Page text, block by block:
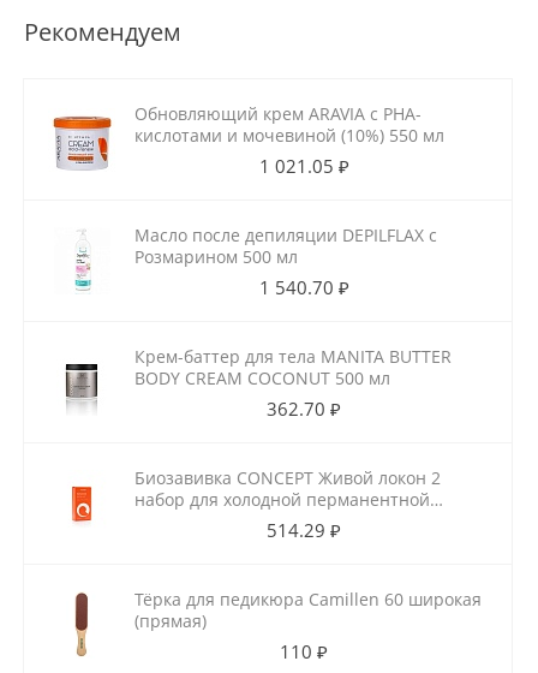
Рекомендуем
Обновляющий крем ARAVIA с РНА-
кислотами и мочевиной (10%) 550 мл
1 021.05 ₽
Масло после депиляции DEPILFLAX с
Розмарином 500 мл
1 540.70 ₽
Крем-баттер для тела MANITA BUTTER
BODY CREAM COCONUT 500 мл
362.70 ₽
Биозавивка CONCEPT Живой локон 2
набор для холодной перманентной
завивки для ослабленных волос
514.29 ₽
Тёрка для педикюра Camillen 60 широкая
(прямая)
110 ₽